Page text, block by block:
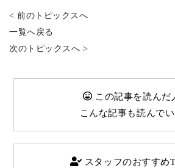
< 前のトピックスへ
一覧へ戻る
次のトピックスへ >
この記事を読んだ
こんな記事も読んで
スタッフのおすすめ